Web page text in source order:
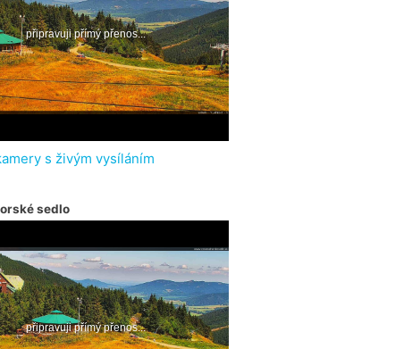
s živým vysíláním
sedlo